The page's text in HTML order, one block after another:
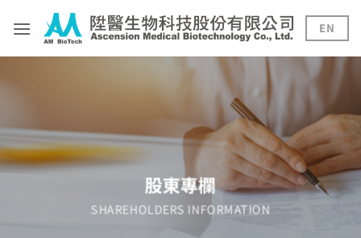
content
EN
股東專欄
SHAREHOLDERS INFORMATION